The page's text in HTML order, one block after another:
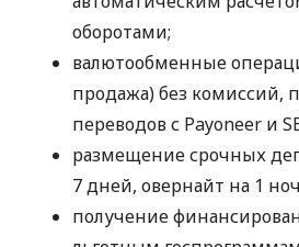
оборотами;
валютообменные
продажа) без комиссий,
переводов с Payoneer и
размещение срочных
7 дней, овернайт на 1
получение